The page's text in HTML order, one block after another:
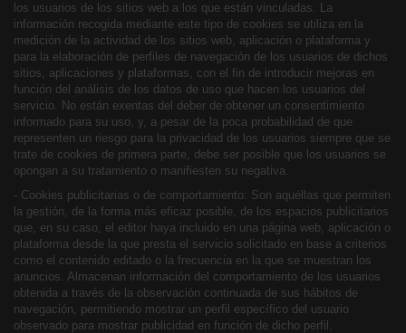
los usuarios de los sitios web a los que están vinculadas. La
información recogida mediante este tipo de cookies se utiliza en la
medición de la actividad de los sitios web, aplicación o plataforma y
para la elaboración de perfiles de navegación de los usuarios de dichos
sitios, aplicaciones y plataformas, con el fin de introducir mejoras en
función del análisis de los datos de uso que hacen los usuarios del
servicio. No están exentas del deber de obtener un consentimiento
informado para su uso, y, a pesar de la poca probabilidad de que
representen un riesgo para la privacidad de los usuarios siempre que se
trate de cookies de primera parte, debe ser posible que los usuarios se
opongan a su tratamiento o manifiesten su negativa.
- Cookies publicitarias o de comportamiento: Son aquéllas que permiten
la gestión, de la forma más eficaz posible, de los espacios publicitarios
que, en su caso, el editor haya incluido en una página web, aplicación o
plataforma desde la que presta el servicio solicitado en base a criterios
como el contenido editado o la frecuencia en la que se muestran los
anuncios. Almacenan información del comportamiento de los usuarios
obtenida a través de la observación continuada de sus hábitos de
navegación, permitiendo mostrar un perfil específico del usuario
observado para mostrar publicidad en función de dicho perfil.